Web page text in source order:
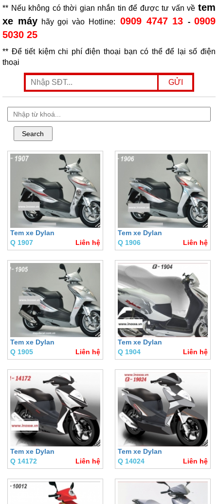
** Nếu không có thời gian nhắn tin để được tư vấn về tem
xe máyhãy gọi vào Hotline: 0909 4747 13-0909
5030 25
** Để tiết kiệm chi phí điện thoại bạn có thể để lại số điện
thoại
Tem xe Dylan
Q 1907
Liên hệ
Tem xe Dylan
Q 1906
Liên hệ
Tem xe Dylan
Q 1905
Liên hệ
Tem xe Dylan
Q 1904
Liên hệ
Tem xe Dylan
Q 14172
Liên hệ
Tem xe Dylan
Q 14024
Liên hệ